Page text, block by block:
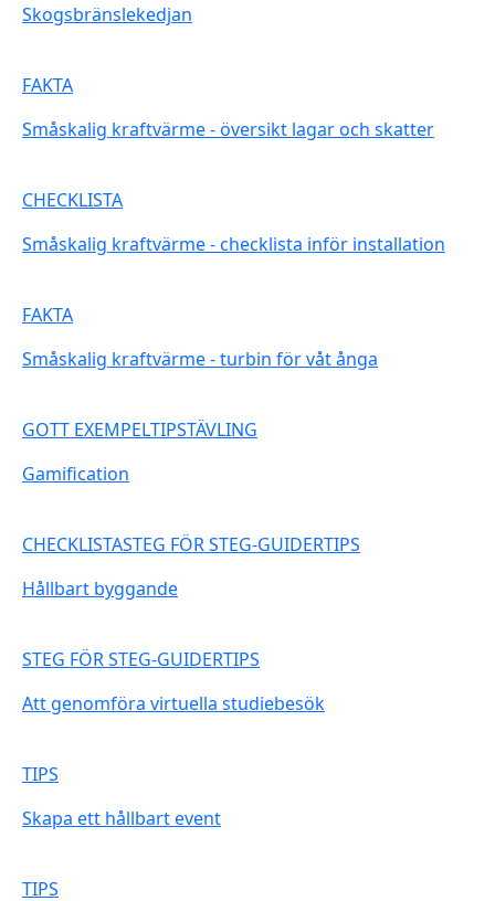
Skogsbränslekedjan
FAKTA
Småskalig kraftvärme - översikt lagar och skatter
CHECKLISTA
Småskalig kraftvärme - checklista inför installation
FAKTA
Småskalig kraftvärme - turbin för våt ånga
GOTT EXEMPELTIPSTÄVLING
Gamification
CHECKLISTASTEG FÖR STEG-GUIDERTIPS
Hållbart byggande
STEG FÖR STEG-GUIDERTIPS
Att genomföra virtuella studiebesök
TIPS
Skapa ett hållbart event
TIPS